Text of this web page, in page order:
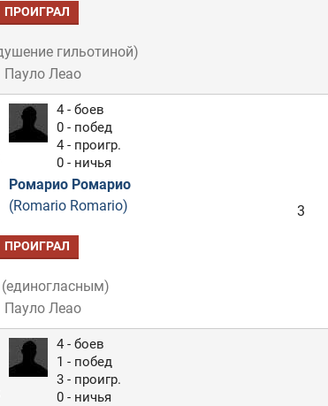
ПРОИГРАЛ
гильотиной)
Пауло Леао
4 - боев
0 - побед
4 - проигр.
0 - ничья
Ромарио Ромарио
(Romario Romario)
3
ПРОИГРАЛ
(единогласным)
Пауло Леао
4 - боев
1 - побед
3 - проигр.
0 - ничья